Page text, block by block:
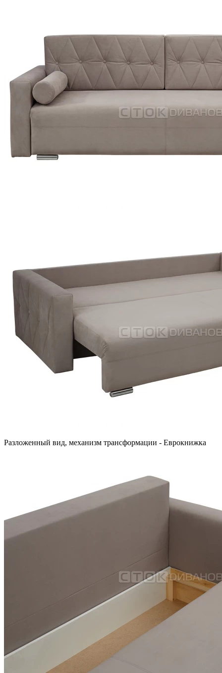
Разложенный вид, механизм трансформации - Еврокнижка